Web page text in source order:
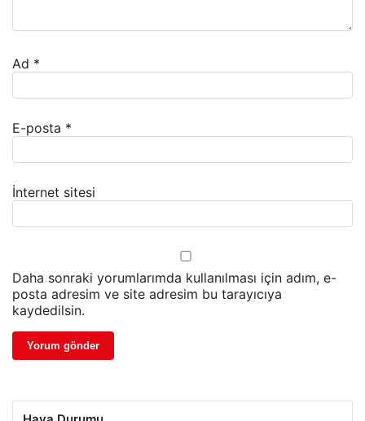
Ad *
E-posta *
İnternet sitesi
Daha sonraki yorumlarımda kullanılması için adım, e-
posta adresim ve site adresim bu tarayıcıya
kaydedilsin.